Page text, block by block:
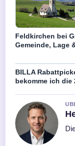
Feldkirchen bei
Gemeinde, Lage
BILLA
bekomme ich die